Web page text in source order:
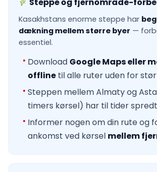
Kasakhstans enorme steppe har
dækning mellem større byer —
essentiel.
Download Google Maps eller
offline til alle ruter uden for
Steppen mellem Almaty og
timers kørsel) har til tider
Informer nogen om din rute og
ankomst ved kørsel mellem